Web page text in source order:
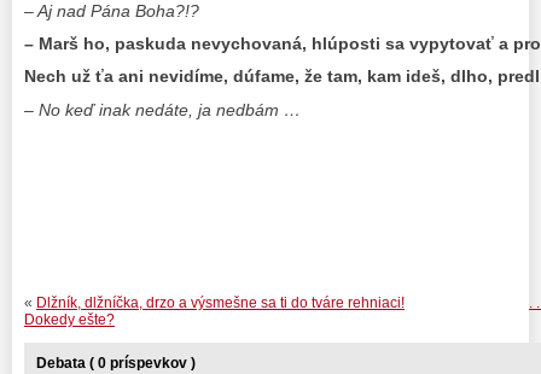
– Aj nad Pána Boha?!?
– Marš ho, paskuda nevychovaná, hlúposti sa vypytovať a
Nech už ťa ani nevidíme, dúfame, že tam, kam ideš, dlho,
– No keď inak nedáte, ja nedbám …
.
« Dlžník, dlžníčka, drzo a výsmešne sa ti do tváre rehniaci!
Dokedy ešte?
Debata ( 0 príspevkov )